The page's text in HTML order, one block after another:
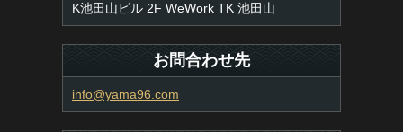
K池田山ビル 2F WeWork TK 池田山
お問合わせ先
info@yama96.com